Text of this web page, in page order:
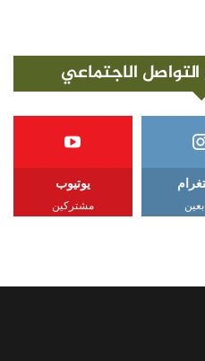
الاجتماعي
يوتيوب
مشتركين